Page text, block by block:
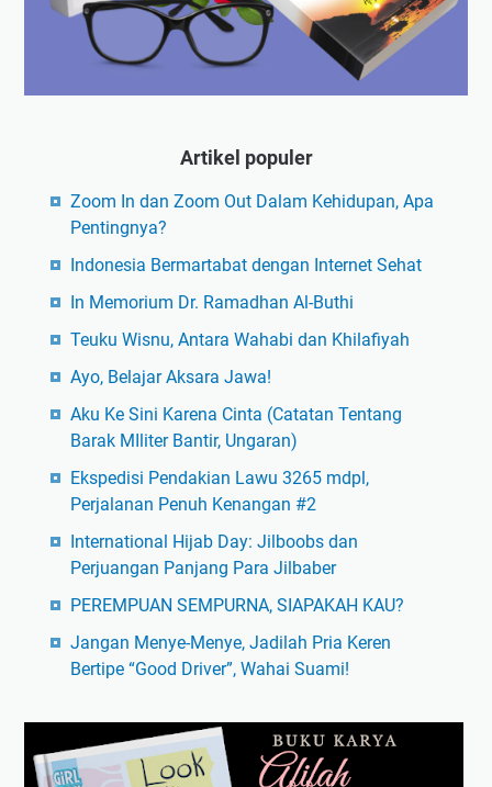
Artikel populer
Zoom In dan Zoom Out Dalam Kehidupan, Apa
Pentingnya?
Indonesia Bermartabat dengan Internet Sehat
In Memorium Dr. Ramadhan Al-Buthi
Teuku Wisnu, Antara Wahabi dan Khilafiyah
Ayo, Belajar Aksara Jawa!
Aku Ke Sini Karena Cinta (Catatan Tentang
Barak MIliter Bantir, Ungaran)
Ekspedisi Pendakian Lawu 3265 mdpl,
Perjalanan Penuh Kenangan #2
International Hijab Day: Jilboobs dan
Perjuangan Panjang Para Jilbaber
PEREMPUAN SEMPURNA, SIAPAKAH KAU?
Jangan Menye-Menye, Jadilah Pria Keren
Bertipe “Good Driver”, Wahai Suami!